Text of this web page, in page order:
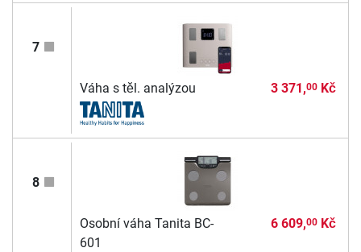
7
Váha s těl. analýzou 3 371,00Kč
8
Osobní váha Tanita BC-
601
6 609,00Kč